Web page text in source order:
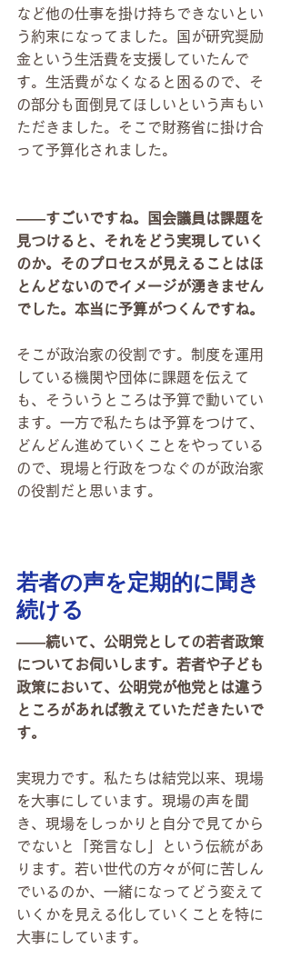
など他の仕事を掛け持ちできないとい
う約束になってました。国が研究奨励
金という生活費を支援していたんで
す。生活費がなくなると困るので、そ
の部分も面倒見てほしいという声もい
ただきました。そこで財務省に掛け合
って予算化されました。
――すごいですね。国会議員は課題を
見つけると、それをどう実現していく
のか。そのプロセスが見えることはほ
とんどないのでイメージが湧きません
でした。本当に予算がつくんですね。
そこが政治家の役割です。制度を運用
している機関や団体に課題を伝えて
も、そういうところは予算で動いてい
ます。一方で私たちは予算をつけて、
どんどん進めていくことをやっている
ので、現場と行政をつなぐのが政治家
の役割だと思います。
若者の声を定期的に聞き
続ける
――続いて、公明党としての若者政策
についてお伺いします。若者や子ども
政策において、公明党が他党とは違う
ところがあれば教えていただきたいで
す。
実現力です。私たちは結党以来、現場
を大事にしています。現場の声を聞
き、現場をしっかりと自分で見てから
でないと「発言なし」という伝統があ
ります。若い世代の方々が何に苦しん
でいるのか、一緒になってどう変えて
いくかを見える化していくことを特に
大事にしています。